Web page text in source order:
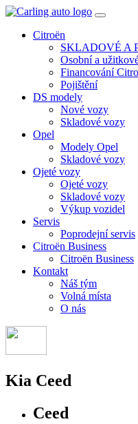
Toggle
Citroën
SKLADOVÉ A
Osobní a
Financování
Pojištění
DS modely
Nové vozy
Skladové vozy
Opel
Modely Opel
Skladové vozy
Ojeté vozy
Ojeté vozy
Skladové vozy
Výkup vozidel
Servis
Poprodejní servis
Citroën Business
Citroën Business
Kontakt
Náš tým
Volná místa
O nás
Kia Ceed
Ceed